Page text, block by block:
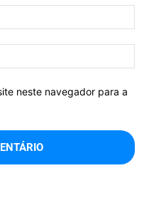
neste navegador para a